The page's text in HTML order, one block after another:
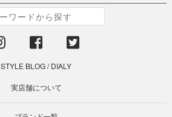
STYLE BLOG/DIALY
実店舗について